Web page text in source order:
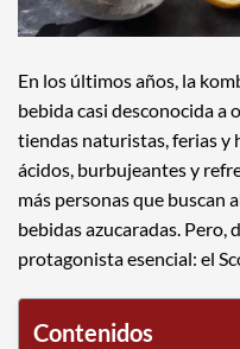
En los últimos años, la
bebida casi desconocida a
tiendas naturistas, ferias y
ácidos, burbujeantes y
más personas que buscan
bebidas azucaradas. Pero,
protagonista esencial: el
Contenidos